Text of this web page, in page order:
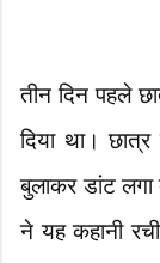
तीन दिन पहले
दिया था।
बुलाकर डांट
ने यह कहानी